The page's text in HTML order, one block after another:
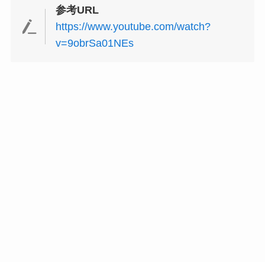
参考URL
https://www.youtube.com/watch?
v=9obrSa01NEs